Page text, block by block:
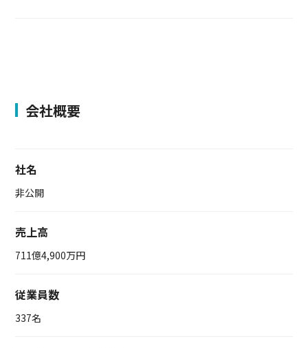
会社概要
社名
非公開
売上高
711億4,900万円
従業員数
337名